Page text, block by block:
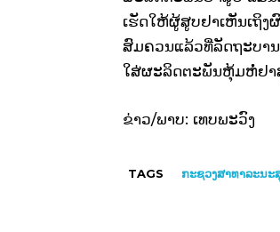
ເຮັດໃຫ້ຜູ້ສູບຢາເຫັນເຖິ
ສົມຄວນແລ້ວທີ່ລັດຖະບາ
ໃສ່ຜະລິດຕະພັນຫຸ້ມຫໍ່ຢາ
ຂ່າວ/ພາບ: ເທບພະວົງ
TAGS ກະຊວງສາທາລະນະ